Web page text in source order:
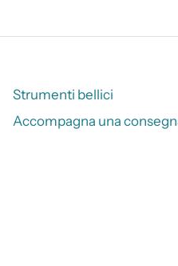
Strumenti bellici
Accompagna una